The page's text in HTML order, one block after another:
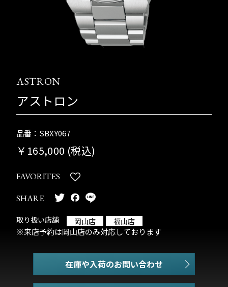
ASTRON
アストロン
品番：SBXY067
￥165,000 (税込)
FAVORITES
SHARE
取り扱い店舗 岡山店 福山店
※来店予約は岡山店のみ対応しております
在庫や入荷のお問い合わせ